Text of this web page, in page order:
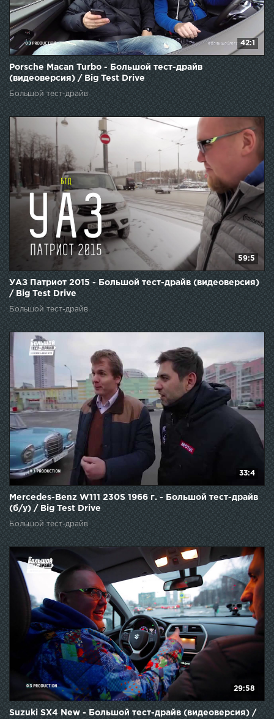
42:1
Porsche Macan Turbo - Большой тест-драйв
(видеоверсия) / Big Test Drive
Большой тест-драйв
59:5
УАЗ Патриот 2015 - Большой тест-драйв (видеоверсия)
/ Big Test Drive
Большой тест-драйв
33:4
Mercedes-Benz W111 230S 1966 г. - Большой тест-драйв
(б/у) / Big Test Drive
Большой тест-драйв
29:58
Suzuki SX4 New - Большой тест-драйв (видеоверсия) /